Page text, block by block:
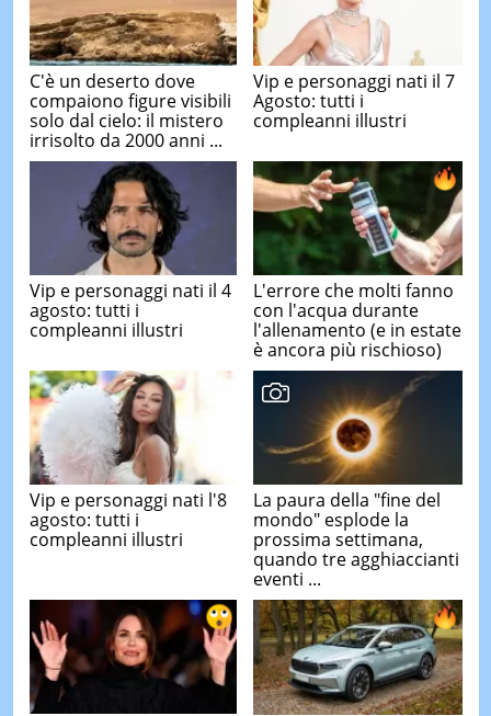
C'è un deserto dove
compaiono figure visibili
solo dal cielo: il mistero
irrisolto da 2000 anni ...
Vip e personaggi nati il 7
Agosto: tutti i
compleanni illustri
Vip e personaggi nati il 4
agosto: tutti i
compleanni illustri
L'errore che molti fanno
con l'acqua durante
l'allenamento (e in estate
è ancora più rischioso)
Vip e personaggi nati l'8
agosto: tutti i
compleanni illustri
La paura della "fine del
mondo" esplode la
prossima settimana,
quando tre agghiaccianti
eventi ...